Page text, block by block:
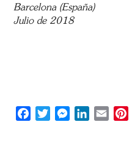
Barcelona (España)
Julio de 2018
FacebookTwitterMessengerLinkedIn
Email